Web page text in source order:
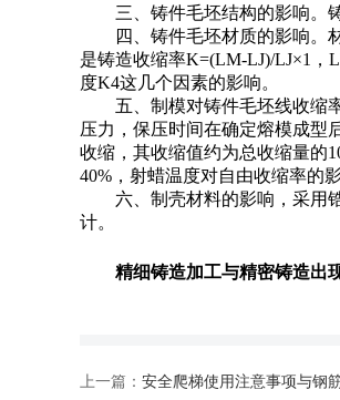
三、铸件毛坯结构的影响。铸
四、铸件毛坯材质的影响。材
是铸造收缩率K=(LM-LJ)/LJ×1
度K4这几个因素的影响。
五、制模对铸件毛坯线收缩率
压力，保压时间在确定熔模成型
收缩，其收缩值约为总收缩量的
40%，射蜡温度对自由收缩率的
六、制壳材料的影响，采用锆
计。
精细铸造加工与精密铸造出
上一篇： 安全爬梯使用注意事项与钢